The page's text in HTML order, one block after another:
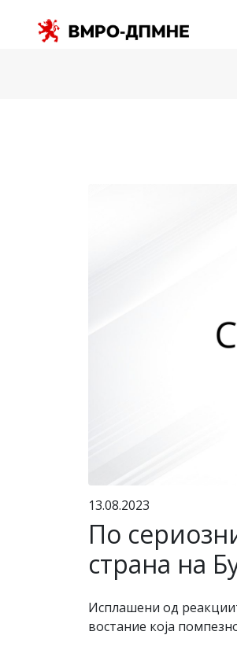
13.08.2023
По
страна на
Исплашени од
востание која